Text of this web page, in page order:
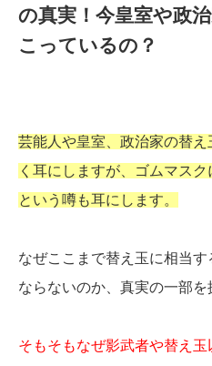
の真実！今皇室や政
こっているの？
芸能人や皇室、政治家の替
く耳にしますが、ゴムマス
という噂も耳にします。
なぜここまで替え玉に相当
ならないのか、真実の一部を
そもそもなぜ影武者や替え